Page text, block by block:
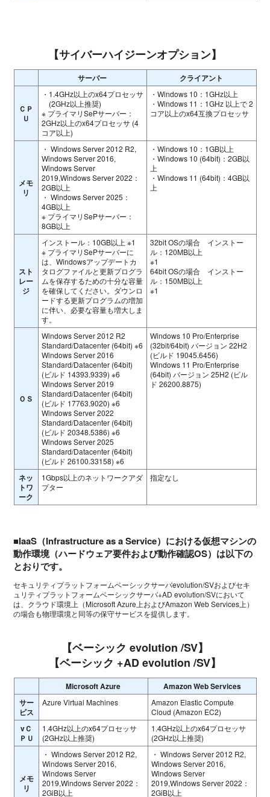
【サイバーハイジーンオプション】
サーバー クライアント
ＣＰ
Ｕ
・1.4GHz以上のx64プロセッサ
(2GHz以上推奨)
※ プライマリSePサーバー：
2GHz以上のx64プロセッサ (4
コア以上)
・Windows 10：1GHz以上
・Windows 11：1GHz 以上で 2
コア以上のx64互換プロセッサ
メモ
リ
・ Windows Server 2012 R2,
Windows Server 2016,
Windows Server
2019,Windows Server 2022：
2GB以上
・ Windows Server 2025：
4GB以上
※ プライマリSePサーバー：
8GB以上
・Windows 10：1GB以上
・Windows 10 (64bit)：2GB以
上
・Windows 11 (64bit)：4GB以
上
スト
レー
ジ
インストール：10GB以上 ※1
※ プライマリSePサーバーに
は、Windowsアップデートカ
タログファイルと更新プログラ
ムを保存するための十分な容量
を確保してください。ダウンロ
ードする更新プログラムの増加
に伴い、必要な容量も増大しま
す。
32bit OSの場合 インストー
ル：120MB以上
※1
64bit OSの場合 インストー
ル：150MB以上
※1
ＯＳ
Windows Server 2012 R2
Standard/Datacenter (64bit) ※6
Windows Server 2016
Standard/Datacenter (64bit)
(ビルド 14393.9339) ※6
Windows Server 2019
Standard/Datacenter (64bit)
(ビルド 17763.9020) ※6
Windows Server 2022
Standard/Datacenter (64bit)
(ビルド 20348.5386) ※6
Windows Server 2025
Standard/Datacenter (64bit)
(ビルド 26100.33158) ※6
Windows 10 Pro/Enterprise
(32bit/64bit) バージョン 22H2
(ビルド 19045.6456)
Windows 11 Pro/Enterprise
(64bit) バージョン 25H2 (ビル
ド 26200.8875)
ネッ
トワ
ーク
1Gbps以上のネットワークアダ
プター
指定なし
■IaaS（Infrastructure as a Service）における仮想マシンの
動作環境（ハードウェア要件および動作確認OS）は以下の
とおりです。
セキュリティプラットフォームベーシックサーバevolution/SVおよびセキ
ュリティプラットフォームベーシックサーバ+AD evolution/SVにおいて
は、クラウド環境上（Microsoft Azure上およびAmazon Web Services上）
の場合も物理環境と同等の保守サービスを提供します。
【ベーシック evolution /SV】
【ベーシック +AD evolution /SV】
Microsoft Azure
Amazon Web Services
サー
ビス
Azure Virtual Machines
Amazon Elastic Compute
Cloud (Amazon EC2)
vＣ
ＰＵ
1.4GHz以上のx64プロセッサ
(2GHz以上推奨)
1.4GHz以上のx64プロセッサ
(2GHz以上推奨)
メモ
リ
・ Windows Server 2012 R2,
Windows Server 2016,
Windows Server
2019,Windows Server 2022：
2GiB以上
・ Windows Server 2012 R2,
Windows Server 2016,
Windows Server
2019,Windows Server 2022：
2GiB以上